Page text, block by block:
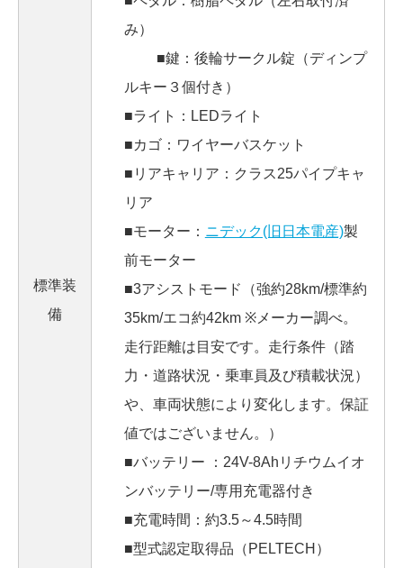
標準装
備
み）
■鍵：後輪サークル錠（ディンプ
ルキー３個付き）
■ライト：LEDライト
■カゴ：ワイヤーバスケット
■リアキャリア：クラス25パイプキャ
リア
■モーター： ニデック(旧日本電産)製
前モーター
■3アシストモード（強約28km/標準約
35km/エコ約42km ※メーカー調べ。
走行距離は目安です。走行条件（踏
力・道路状況・乗車員及び積載状況）
や、車両状態により変化します。保証
値ではございません。）
■バッテリー ：24V-8Ahリチウムイオ
ンバッテリー/専用充電器付き
■充電時間：約3.5～4.5時間
■型式認定取得品（PELTECH）